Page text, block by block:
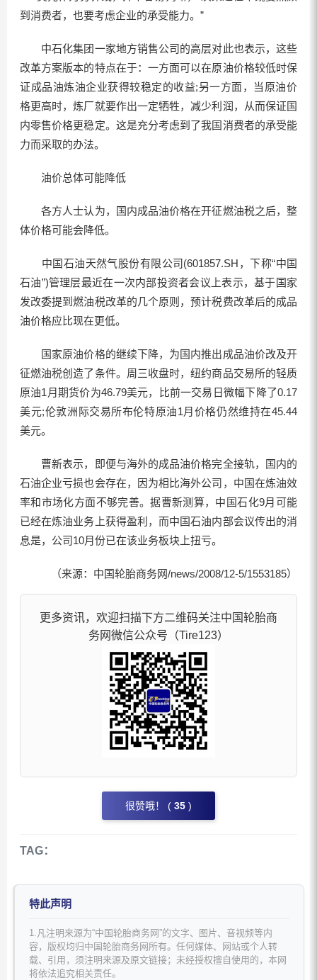
到消费者，也要考虑企业的承受能力。”
中石化集团一家地方销售公司的高层对此也表示，这些
改革方案版本的特点在于：一方面可以在原油价格较低时保
证成品油炼油企业获得较稳定的收益;另一方面，当原油价
格更高时，炼厂就要作出一定牺牲，减少利润，从而保证国
内零售价格更稳定。这是充分考虑到了我国消费者的承受能
力而采取的办法。
油价总体可能降低
各方人士认为，国内成品油价格在开征燃油税之后，整
体价格可能会降低。
中国石油天然气股份有限公司(601857.SH，下称“中国
石油”)管理层最近在一次内部投资者会议上表示，基于国家
发改委提到燃油税改革的几个原则，预计税费改革后的成品
油价格应比现在更低。
国家原油价格的继续下降，为国内推出成品油价改及开
征燃油税创造了条件。周三收盘时，纽约商品交易所的轻质
原油1月期货价为46.79美元，比前一交易日微幅下降了0.17
美元;伦敦洲际交易所布伦特原油1月价格仍然维持在45.44
美元。
曹新表示，即便与海外的成品油价格完全接轨，国内的
石油企业亏损也会存在，因为相比海外公司，中国在炼油效
率和市场化方面不够完善。据曹新测算，中国石化9月可能
已经在炼油业务上获得盈利，而中国石油内部会议传出的消
息是，公司10月份已在该业务板块上扭亏。
（来源：中国轮胎商务网/news/2008/12-5/1553185）
更多资讯，欢迎扫描下方二维码关注中国轮胎商
务网微信公众号（Tire123）
很赞哦！ ( 35 )
TAG：
特此声明
1.凡注明来源为“中国轮胎商务网”的文字、图片、音视频等内
容，版权均归中国轮胎商务网所有。任何媒体、网站或个人转
载、引用，须注明来源及原文链接；未经授权擅自使用的，本网
将依法追究相关责任。